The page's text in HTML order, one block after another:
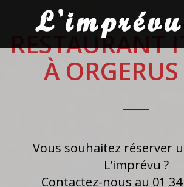
BIENVENUE À L'IMPRÉVU
RESTAURANT
À
Vous souhaitez réserver
L’imprévu ?
Contactez-nous au 01 34